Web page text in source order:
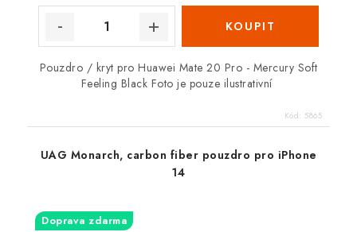
Pouzdro / kryt pro Huawei Mate 20 Pro - Mercury Soft
Feeling Black Foto je pouze ilustrativní
Kód: 5865
UAG Monarch, carbon fiber pouzdro pro iPhone
14
Doprava zdarma